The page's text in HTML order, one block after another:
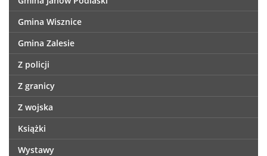
Gmina Wisznice
Gmina Zalesie
Z policji
Z granicy
Z wojska
Książki
Wystawy